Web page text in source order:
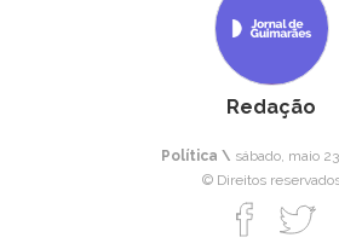
Redação
Política \ sábado, maio
© Direitos